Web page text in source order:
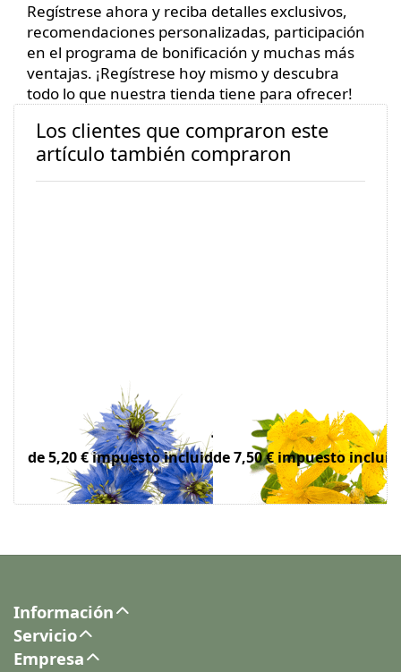
Regístrese ahora y reciba detalles exclusivos,
recomendaciones personalizadas, participación
en el programa de bonificación y muchas más
ventajas. ¡Regístrese hoy mismo y descubra
todo lo que nuestra tienda tiene para ofrecer!
Los clientes que compraron este
artículo también compraron
comino negro
ecológico
de 5,20 € impuesto incluido
Juan orgánico
de 7,50 € impuesto
Información
Servicio
Empresa